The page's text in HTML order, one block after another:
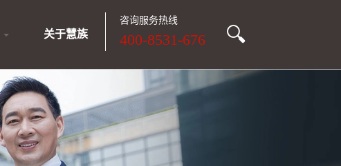
关于慧族
咨询服务热线
400-8531-676 🔍